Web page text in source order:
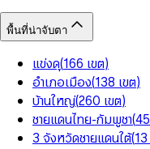
พื้นที่น่าจับตา
แข่งดุ(166 เขต)
อำเภอเมือง(138 เขต)
บ้านใหญ่(260 เขต)
ชายแดนไทย-กัมพูชา(45
3 จังหวัดชายแดนใต้(13